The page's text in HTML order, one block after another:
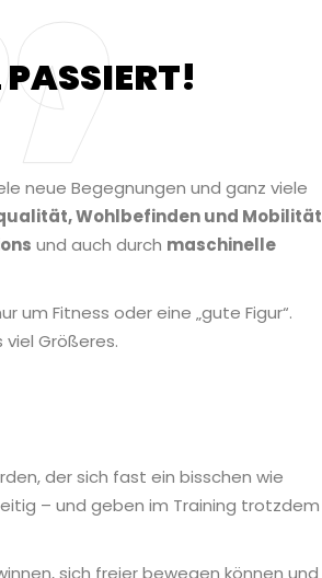
PASSIERT!
neue Begegnungen und ganz viele
Wohlbefinden und Mobilität
und auch durch maschinelle
Fitness oder eine „gute Figur“.
Größeres.
der sich fast ein bisschen wie
– und geben im Training trotzdem